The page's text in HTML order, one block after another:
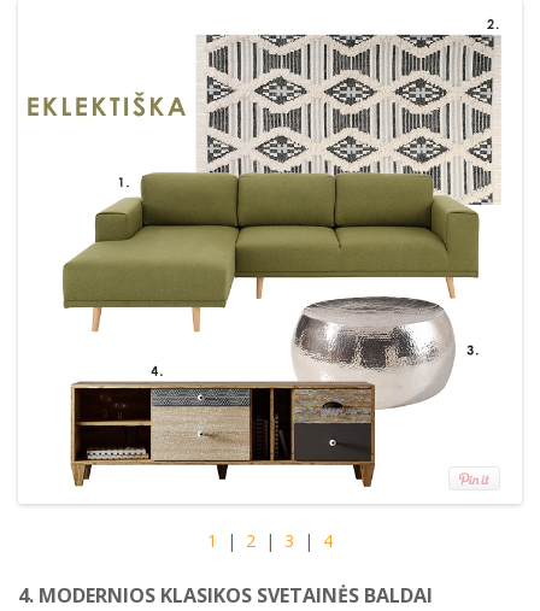
1 | 2 | 3 | 4
4. MODERNIOS KLASIKOS SVETAINĖS BALDAI